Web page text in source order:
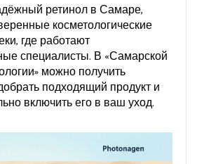
ретинол в Самаре,
косметологические
где работают
специалисты. В «Самарской
можно получить
подходящий продукт и
включить его в ваш уход.